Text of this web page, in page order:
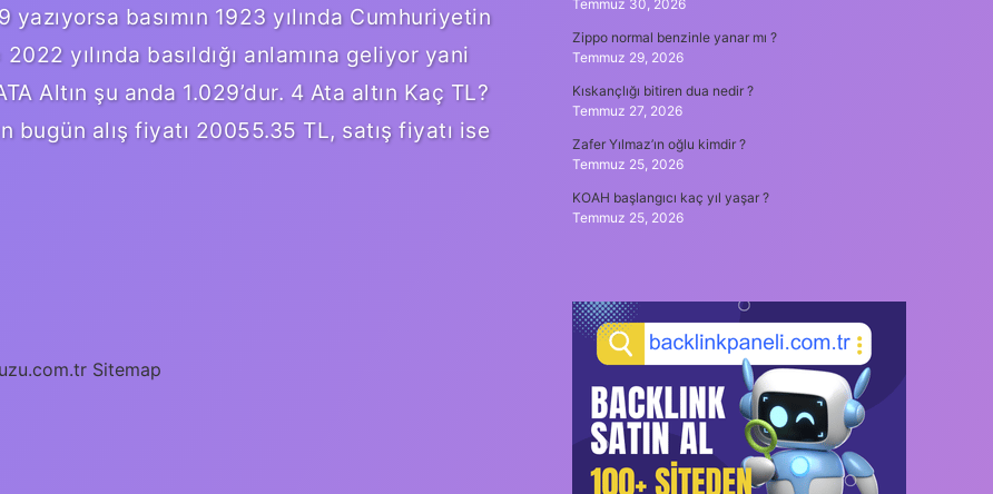
basımın 1923 yılında Cumhuriyetin
yılında basıldığı anlamına geliyor yani
Altın şu anda 1.029’dur. 4 Ata altın Kaç TL?
bugün alış fiyatı 20055.35 TL, satış fiyatı ise
Sitemap
Temmuz 30, 2026
Zippo normal benzinle yanar mı ?
Temmuz 29, 2026
Kıskançlığı bitiren dua nedir ?
Temmuz 27, 2026
Zafer Yılmaz’ın oğlu kimdir ?
Temmuz 25, 2026
KOAH başlangıcı kaç yıl yaşar ?
Temmuz 25, 2026